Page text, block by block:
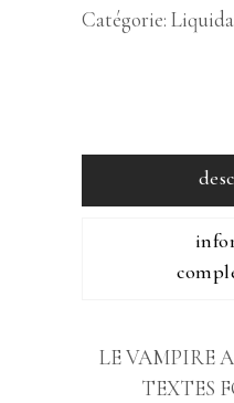
Catégorie:
LE VAMPIRE
TEXTES